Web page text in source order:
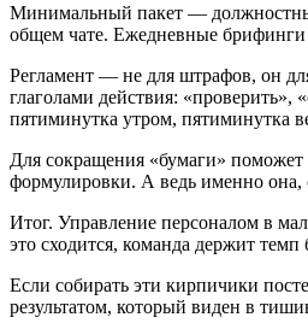
Минимальный пакет —
общем чате. Ежедневные
Регламент — не для штрафов, он
глаголами действия:
пятиминутка утром, пятиминутка
Для сокращения «бумаги»
формулировки. А ведь именно она,
Итог. Управление персоналом в
это сходится, команда держит
Если собирать эти кирпичики
результатом, который виден в